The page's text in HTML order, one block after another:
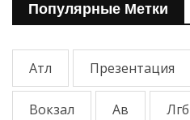
Популярные Метки
Атл Презентация
Вокзал Ав